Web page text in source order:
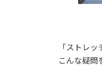
「ストレ
こんな疑問